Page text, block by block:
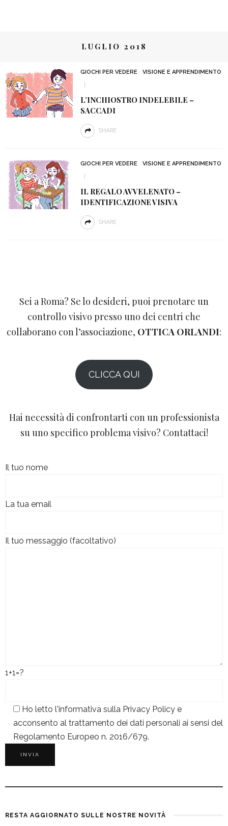
LUGLIO 2018
GIOCHI PER VEDERE VISIONE E APPRENDIMENTO
L’INCHIOSTRO INDELEBILE –
SACCADI
SHARE
GIOCHI PER VEDERE VISIONE E APPRENDIMENTO
IL REGALO AVVELENATO –
IDENTIFICAZIONE VISIVA
SHARE
Sei a Roma? Se lo desideri, puoi prenotare un
controllo visivo presso uno dei centri che
collaborano con l’associazione, OTTICA ORLANDI:
CLICCA QUI
Hai necessità di confrontarti con un professionista
su uno specifico problema visivo? Contattaci!
Il tuo nome
La tua email
Il tuo messaggio (facoltativo)
1+1=?
Ho letto l'informativa sulla Privacy Policy e
acconsento al trattamento dei dati personali ai sensi del
Regolamento Europeo n. 2016/679.
RESTA AGGIORNATO SULLE NOSTRE NOVITÀ